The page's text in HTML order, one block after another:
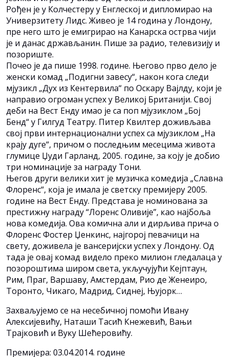
Рођен је у Колчестеру у Енглеској и дипломирао на
Универзитету Лидс. Живео је 14 година у Лондону,
пре него што је емигрирао на Канарска острва чији
је и данас држављанин. Пише за радио, телевизију и
позориште.
Почео је да пише 1998. године. Његово прво дело је
женски комад „Подигни завесу“, након кога следи
мјузикл „Дух из Кентервила“ по Оскару Вајлду, који је
направио огроман успех у Великој Британији. Свој
деби на Вест Енду имао је са поп мјузиклом „Бој
Бенд“ у Гилгуд Театру. Питер Квилтер доживљава
свој први интернационални успех са мјузиклом „На
крају дуге“, причом о последњим месецима живота
глумице Џуди Гарланд, 2005. године, за коју је добио
три номинације за награду Тони.
Његов други велики хит је музичка комедија „Славна
Флоренс“, која је имала је светску премијеру 2005.
године на Вест Енду. Представа је номинована за
престижну награду “Лоренс Оливије”, као најбоља
нова комедија. Ова комична али и дирљива прича о
Флоренс Фостер Џенкинс, најгорој певачици на
свету, доживела је вансеријски успех у Лондону. Од
тада је овај комад видело преко милион гледалаца у
позороштима широм света, укључујући Кејптаун,
Рим, Праг, Варшаву, Амстердам, Рио де Женеиро,
Торонто, Чикаго, Мадрид, Сиднеј, Њујорк…
Захваљујемо се на несебичној помоћи Ивану
Алексијевићу, Наташи Тасић Кнежевић, Вањи
Трајковић и Вуку Шећеровићу.
Премијера: 03.04.2014. године